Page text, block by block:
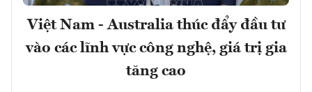
Việt Nam - Australia thúc đẩy đầu tư
vào các lĩnh vực công nghệ, giá trị gia
tăng cao